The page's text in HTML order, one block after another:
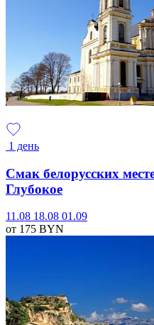
1 день
Смак белорусских
Глубокое
11.08 18.08 01.09
от 175 BYN